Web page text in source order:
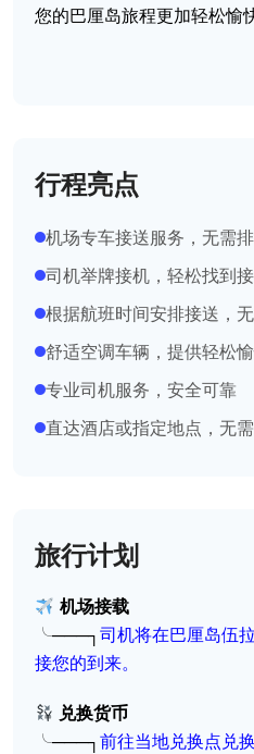
您的巴厘岛旅程更加轻松愉
行程亮点
机场专车接送服务，无需
司机举牌接机，轻松找到
根据航班时间安排接送，
舒适空调车辆，提供轻松
专业司机服务，安全可靠
直达酒店或指定地点，无
旅行计划
机场接载
╰───┐ 司机将在巴厘岛伍
接您的到来。
兑换货币
╰───┐ 前往当地兑换点兑